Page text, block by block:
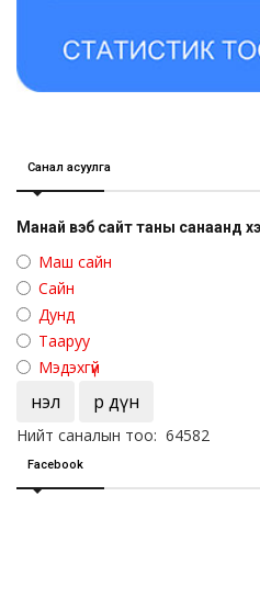
Санал асуулга
Манай вэб сайт таны санаанд
Маш сайн
Сайн
Дунд
Тааруу
Мэдэхгүй
Үнэл Үр дүн
Нийт саналын тоо: 64582
Facebook